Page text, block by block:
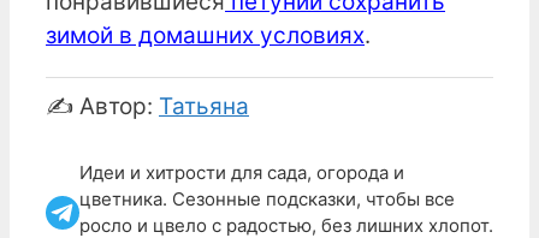
зимой в домашних условиях.
✍️ Автор: Татьяна
Идеи и хитрости для сада, огорода и
цветника. Сезонные подсказки, чтобы все
росло и цвело с радостью, без лишних хлопот.